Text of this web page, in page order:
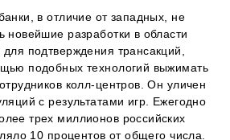
в отличие от западных, не
новейшие разработки в области
подтверждения трансакций,
подобных технологий выжимать
колл-центров. Он уличен
с результатами игр. Ежегодно
трех миллионов российских
10 процентов от общего числа.